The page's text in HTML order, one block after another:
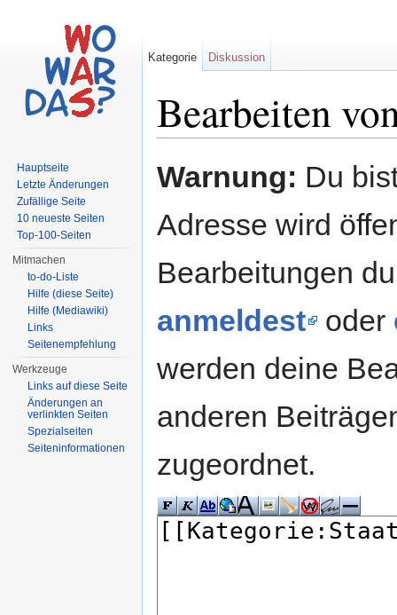
Bearbeiten
Warnung: Du
Adresse wird
Bearbeitungen
anmeldest
oder
werden deine
anderen
zugeordnet.
Kategorie Diskussion
Hauptseite
Letzte Änderungen
Zufällige Seite
10 neueste Seiten
Top-100-Seiten
Mitmachen
to-do-Liste
Hilfe (diese Seite)
Hilfe (Mediawiki)
Links
Seitenempfehlung
Werkzeuge
Links auf diese Seite
Änderungen an
verlinkten Seiten
Spezialseiten
Seiteninformationen